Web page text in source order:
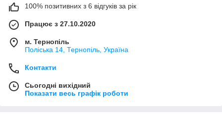
100% позитивних з 6 відгуків за рік
Працює з 27.10.2020
м. Тернопіль
Поліська 14, Тернопіль, Україна
Контакти
Сьогодні вихідний
Показати весь графік роботи